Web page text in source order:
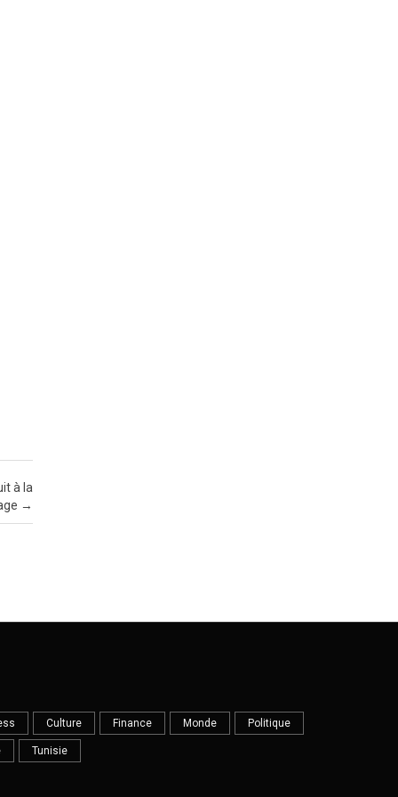
à la
→
Culture Finance Monde Politique
Tunisie